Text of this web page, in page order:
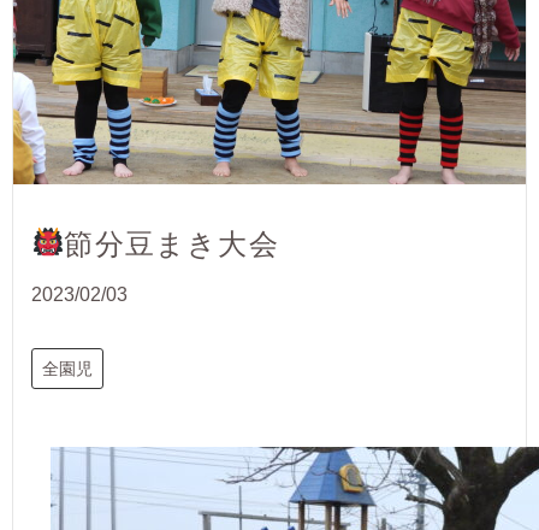
節分豆まき大会
2023/02/03
全園児